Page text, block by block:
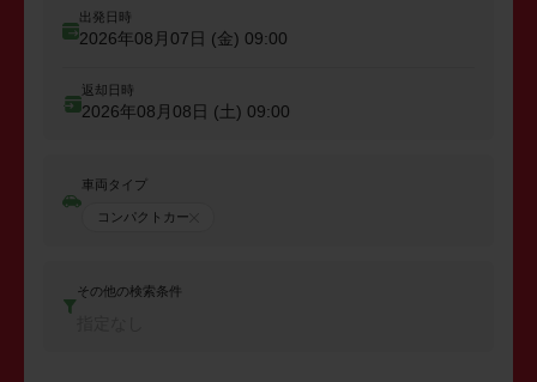
出発日時
2026年08月07日 (金) 09:00
返却日時
2026年08月08日 (土) 09:00
車両タイプ
コンパクトカー
その他の検索条件